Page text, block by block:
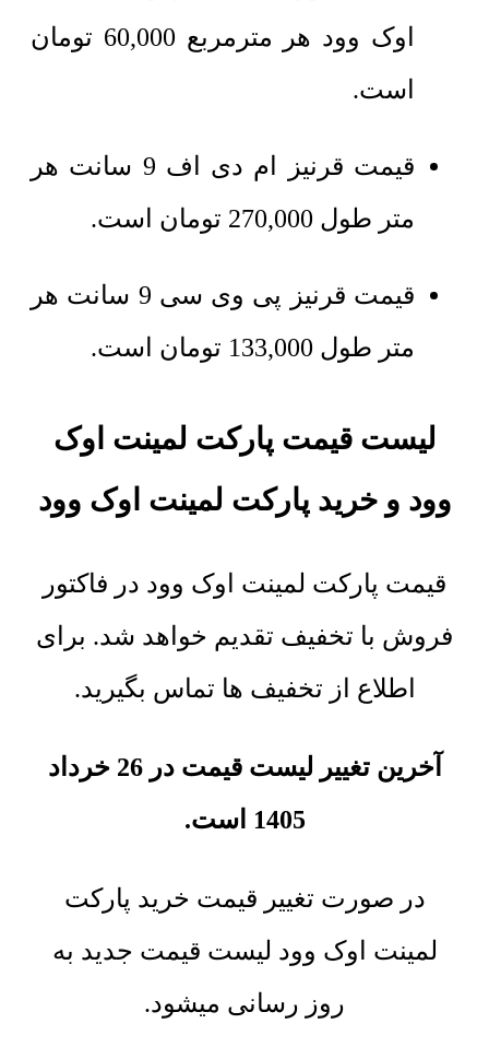
اوک وود هر مترمربع
60,000 تومان
است.
قیمت قرنیز ام دی اف 9 سانت هر
متر طول 270,000 تومان است.
قیمت قرنیز پی وی سی 9 سانت هر
متر طول 133,000 تومان است.
لیست قیمت پارکت لمینت اوک
وود و خرید پارکت لمینت اوک وود
قیمت پارکت لمینت اوک وود در فاکتور
فروش با تخفیف تقدیم خواهد شد. برای
اطلاع از تخفیف ها تماس بگیرید.
آخرین تغییر لیست قیمت در 26 خرداد
1405 است.
در صورت تغییر قیمت خرید پارکت
لمینت اوک وود لیست قیمت جدید به
روز رسانی میشود.